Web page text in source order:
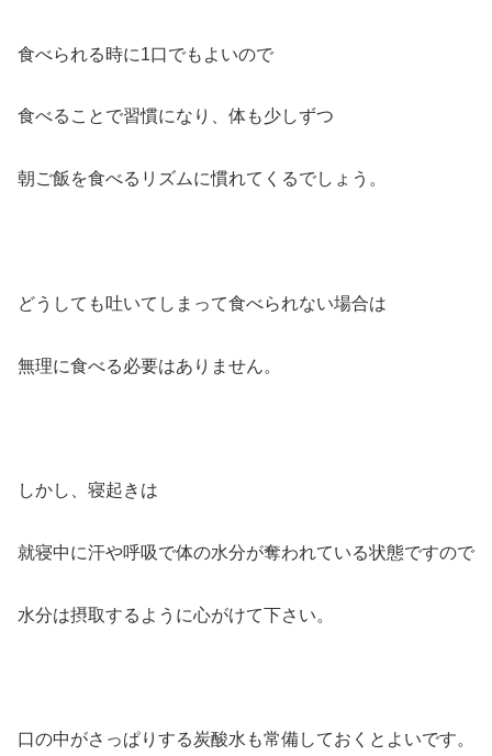
食べられる時に1口でもよいので
食べることで習慣になり、体も少しずつ
朝ご飯を食べるリズムに慣れてくるでしょう。
どうしても吐いてしまって食べられない場合は
無理に食べる必要はありません。
しかし、寝起きは
就寝中に汗や呼吸で体の水分が奪われている状態ですので
水分は摂取するように心がけて下さい。
口の中がさっぱりする炭酸水も常備しておくとよいです。